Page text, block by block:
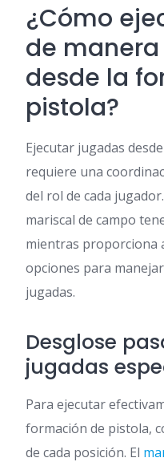
¿Cómo
de
desde la
pistola?
Ejecutar jugadas
requiere una
del rol de cada
mariscal de campo
mientras proporciona
opciones para
jugadas.
Desglose
jugadas
Para ejecutar
formación de pistola,
de cada posición. El